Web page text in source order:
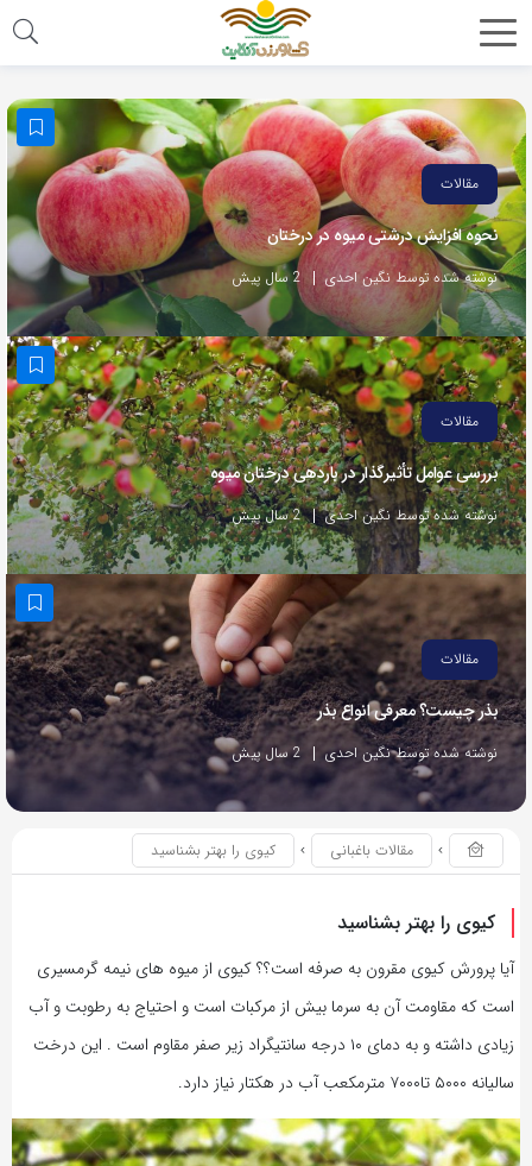
مقالات
نحوه افزایش درشتی میوه در درختان
نوشته شده توسط نگین احدی 2 سال پیش
مقالات
بررسی عوامل تأثیرگذار در باردهی درختان میوه
نوشته شده توسط نگین احدی 2 سال پیش
مقالات
بذر چیست؟ معرفی انواع بذر
نوشته شده توسط نگین احدی 2 سال پیش
مقالات باغبانی کیوی را بهتر بشناسید
کیوی را بهتر بشناسید
آیا پرورش کیوی مقرون به صرفه است؟؟ کیوی از میوه های نیمه گرمسیری
است که مقاومت آن به سرما بیش از مرکبات است و احتیاج به رطوبت و آب
زیادی داشته و به دمای ۱۰ درجه سانتیگراد زیر صفر مقاوم است . این درخت
سالیانه ۵۰۰۰ تا۷۰۰۰ مترمکعب آب در هکتار نیاز دارد.